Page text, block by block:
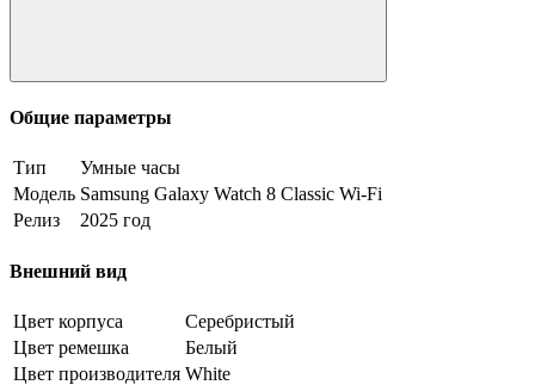
Общие параметры
Тип
Умные часы
Модель Samsung Galaxy Watch 8 Classic Wi-Fi
Релиз
2025 год
Внешний вид
Цвет корпуса
Серебристый
Цвет ремешка
Белый
Цвет производителя White